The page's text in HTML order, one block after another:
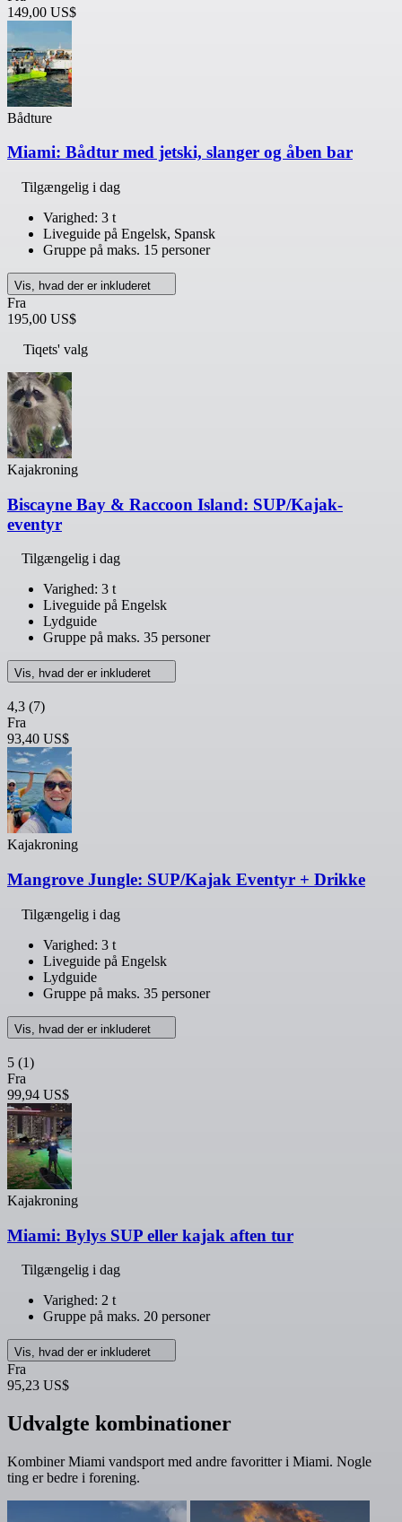
149,00 US$
Bådture
Miami: Bådtur med jetski, slanger og åben bar
Tilgængelig i dag
Varighed: 3 t
Liveguide på Engelsk, Spansk
Gruppe på maks. 15 personer
Vis, hvad der er inkluderet
Fra
195,00 US$
Tiqets' valg
Kajakroning
Biscayne Bay & Raccoon Island: SUP/Kajak-
eventyr
Tilgængelig i dag
Varighed: 3 t
Liveguide på Engelsk
Lydguide
Gruppe på maks. 35 personer
Vis, hvad der er inkluderet
4,3 (7)
Fra
93,40 US$
Kajakroning
Mangrove Jungle: SUP/Kajak Eventyr + Drikke
Tilgængelig i dag
Varighed: 3 t
Liveguide på Engelsk
Lydguide
Gruppe på maks. 35 personer
Vis, hvad der er inkluderet
5 (1)
Fra
99,94 US$
Kajakroning
Miami: Bylys SUP eller kajak aften tur
Tilgængelig i dag
Varighed: 2 t
Gruppe på maks. 20 personer
Vis, hvad der er inkluderet
Fra
95,23 US$
Udvalgte kombinationer
Kombiner Miami vandsport med andre favoritter i Miami. Nogle
ting er bedre i forening.